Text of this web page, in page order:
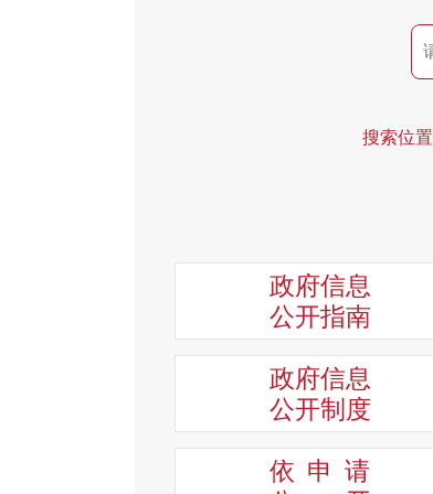
搜索位置
政府信息
公开指南
政府信息
公开制度
依申请